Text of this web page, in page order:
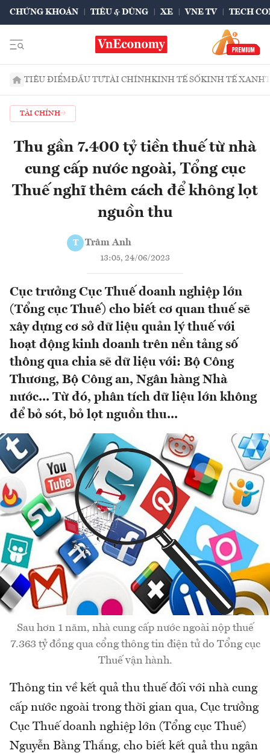
CHỨNG KHOÁN TIÊU & DÙNG XE VNE TV TECH
TIÊU ĐIỂMĐẦU TƯTÀI CHÍNHKINH TẾ SỐKINH TẾ XANH
TÀI CHÍNH
Thu gần 7.400 tỷ tiền thuế từ nhà
cung cấp nước ngoài, Tổng cục
Thuế nghĩ thêm cách để không lọt
nguồn thu
T Trâm Anh
13:05, 24/06/2023
Cục trưởng Cục Thuế doanh nghiệp lớn
(Tổng cục Thuế) cho biết cơ quan thuế sẽ
xây dựng cơ sở dữ liệu quản lý thuế với
hoạt động kinh doanh trên nền tảng số
thông qua chia sẽ dữ liệu với: Bộ Công
Thương, Bộ Công an, Ngân hàng Nhà
nước... Từ đó, phân tích dữ liệu lớn không
để bỏ sót, bỏ lọt nguồn thu...
Sau hơn 1 năm, nhà cung cấp nước ngoài nộp thuế
7.363 tỷ đồng qua cổng thông tin điện tử do Tổng cục
Thuế vận hành.
Thông tin về kết quả thu thuế đối với nhà cung
cấp nước ngoài trong thời gian qua, Cục trưởng
Cục Thuế doanh nghiệp lớn (Tổng cục Thuế)
Nguyễn Bằng Thắng, cho biết kết quả thu ngân